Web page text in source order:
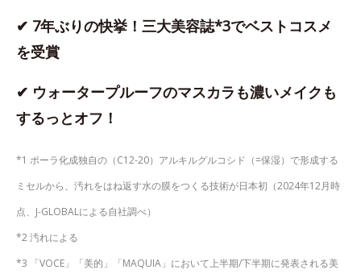
✔ 7年ぶりの快挙！三大美容誌*3でベストコスメ
を受賞
✔ ウォータープルーフのマスカラも濃いメイクも
するっとオフ！
*1 ポーラ化成独自の（C12-20）アルキルグルコシド（=保湿）で形成する
ミセルから、汚れをはね返す水の膜をつくる技術が日本初（2024年12月時
点、J-GLOBALによる自社調べ）
*2 汚れによる
*3 「VOCE」「美的」「MAQUIA」において上半期/下半期に発表される美